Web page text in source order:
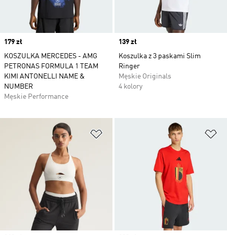
Price
179 zł
KOSZULKA MERCEDES - AMG
PETRONAS FORMULA 1 TEAM
KIMI ANTONELLI NAME &
NUMBER
Męskie Performance
Price
139 zł
Koszulka z 3 paskami Slim
Ringer
Męskie Originals
4 kolory
Dodaj do listy życzeń